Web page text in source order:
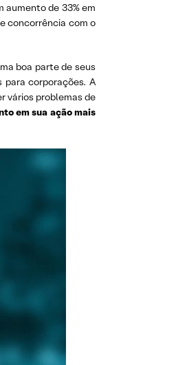
aumento de 33% em
concorrência com o
boa parte de seus
para corporações. A
vários problemas de
em sua ação mais